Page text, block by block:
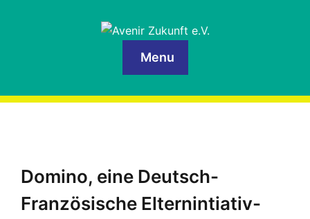
Menu
Domino, eine Deutsch-
Französische Elternintiativ-